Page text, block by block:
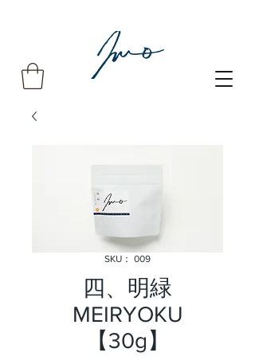
SKU： 009
四、明緑
MEIRYOKU
【30g】